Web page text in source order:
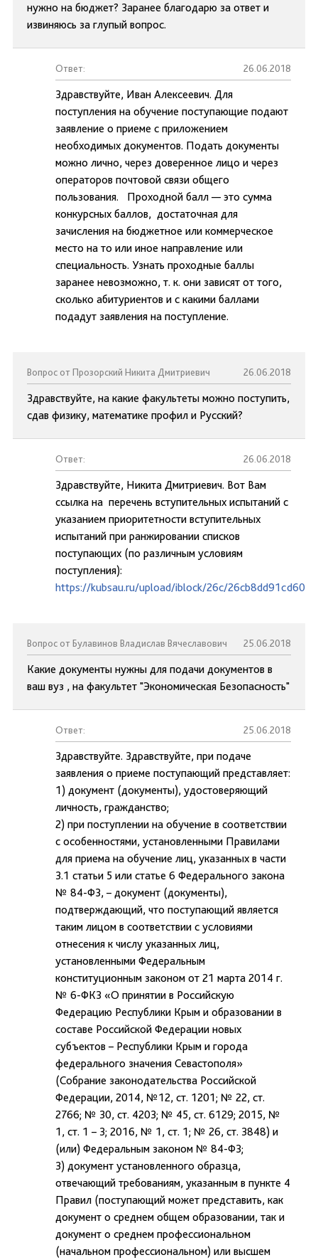
нужно на бюджет? Заранее благодарю за ответ и
извиняюсь за глупый вопрос.
Ответ: 26.06.2018
Здравствуйте, Иван Алексеевич. Для
поступления на обучение поступающие подают
заявление о приеме с приложением
необходимых документов. Подать документы
можно лично, через доверенное лицо и через
операторов почтовой связи общего
пользования. Проходной балл — это сумма
конкурсных баллов, достаточная для
зачисления на бюджетное или коммерческое
место на то или иное направление или
специальность. Узнать проходные баллы
заранее невозможно, т. к. они зависят от того,
сколько абитуриентов и с какими баллами
подадут заявления на поступление.
Вопрос от Прозорский Никита Дмитриевич 26.06.2018
Здравствуйте, на какие факультеты можно поступить,
сдав физику, математике профил и Русский?
Ответ: 26.06.2018
Здравствуйте, Никита Дмитриевич. Вот Вам
ссылка на перечень вступительных испытаний с
указанием приоритетности вступительных
испытаний при ранжировании списков
поступающих (по различным условиям
поступления):
https://kubsau.ru/upload/iblock/26c/
Вопрос от Булавинов Владислав Вячеславович 25.06.2018
Какие документы нужны для подачи документов в
ваш вуз , на факультет "Экономическая Безопасность"
Ответ: 25.06.2018
Здравствуйте. Здравствуйте, при подаче
заявления о приеме поступающий представляет:
1) документ (документы), удостоверяющий
личность, гражданство;
2) при поступлении на обучение в соответствии
с особенностями, установленными Правилами
для приема на обучение лиц, указанных в части
3.1 статьи 5 или статье 6 Федерального закона
№ 84-ФЗ, – документ (документы),
подтверждающий, что поступающий является
таким лицом в соответствии с условиями
отнесения к числу указанных лиц,
установленными Федеральным
конституционным законом от 21 марта 2014 г.
№ 6-ФКЗ «О принятии в Российскую
Федерацию Республики Крым и образовании в
составе Российской Федерации новых
субъектов – Республики Крым и города
федерального значения Севастополя»
(Собрание законодательства Российской
Федерации, 2014, №12, ст. 1201; № 22, ст.
2766; № 30, ст. 4203; № 45, ст. 6129; 2015, №
1, ст. 1 – 3; 2016, № 1, ст. 1; № 26, ст. 3848) и
(или) Федеральным законом № 84-ФЗ;
3) документ установленного образца,
отвечающий требованиям, указанным в пункте 4
Правил (поступающий может представить, как
документ о среднем общем образовании, так и
документ о среднем профессиональном
(начальном профессиональном) или высшем